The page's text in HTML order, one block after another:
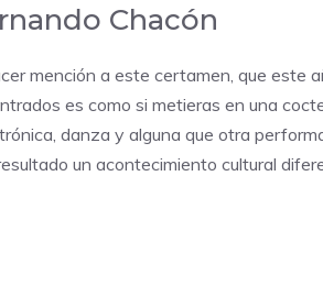
Chacón
mención a este certamen, que este
es como si metieras en una
danza y alguna que otra
un acontecimiento cultural